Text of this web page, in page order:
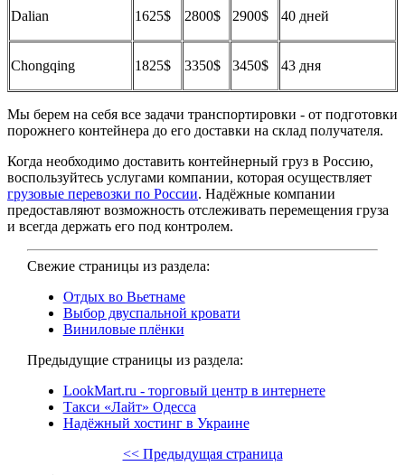
Dalian 1625$ 2800$ 2900$ 40 дней
Chongqing 1825$ 3350$ 3450$ 43 дня
Мы берем на себя все задачи транспортировки - от подготовки
порожнего контейнера до его доставки на склад получателя.
Когда необходимо доставить контейнерный груз в Россию,
воспользуйтесь услугами компании, которая осуществляет
грузовые перевозки по России. Надёжные компании
предоставляют возможность отслеживать перемещения груза
и всегда держать его под контролем.
Свежие страницы из раздела:
Отдых во Вьетнаме
Выбор двуспальной кровати
Виниловые плёнки
Предыдущие страницы из раздела:
LookMart.ru - торговый центр в интернете
Такси «Лайт» Одесса
Надёжный хостинг в Украине
<< Предыдущая страница